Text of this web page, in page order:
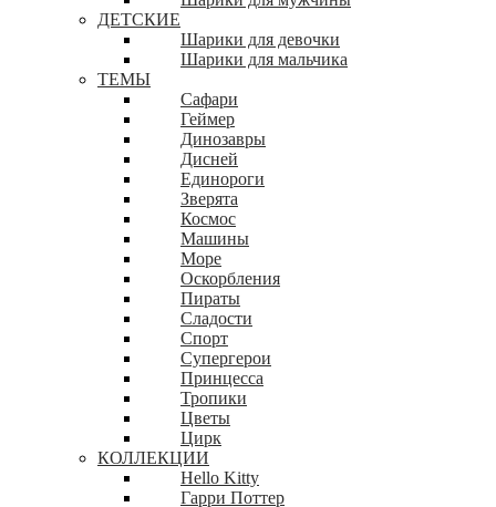
ДЕТСКИЕ
Шарики для девочки
Шарики для мальчика
ТЕМЫ
Сафари
Геймер
Динозавры
Дисней
Единороги
Зверята
Космос
Машины
Море
Оскорбления
Пираты
Сладости
Спорт
Супергерои
Принцесса
Тропики
Цветы
Цирк
КОЛЛЕКЦИИ
Hello Kitty
Гарри Поттер